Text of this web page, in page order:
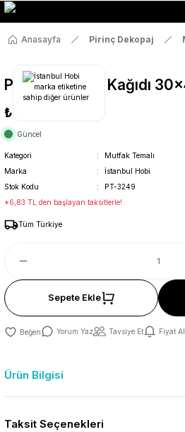
Size Özel "HG10" Koduyla Sepette
Anasayfa Pirinç Dekopaj
Pirinç Dekopaj Kağıdı
₺36
Güncel
Kategori
Mutfak Temalı
Marka
İstanbul Hobi
Stok Kodu
PT-3249
*6,83 TL den başlayan taksitlerle!
Tüm Türkiye
Sepete Ekle
Yorum Yaz Tavsiye Et Fiyat
Ürün Bilgisi
Taksit Seçenekleri